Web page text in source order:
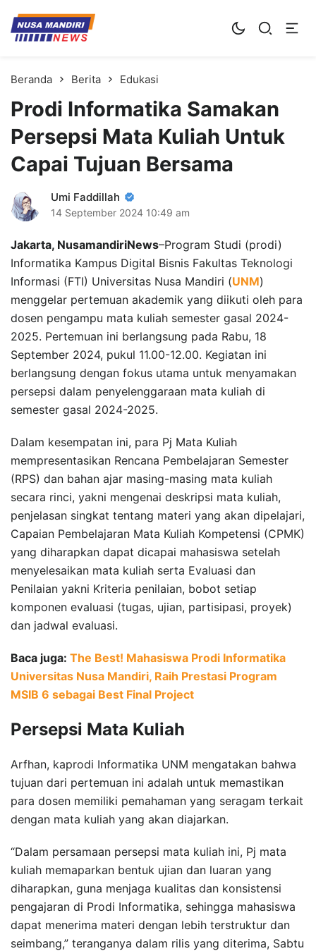
Kampus Digital Bisnis
Universitas Nusa Mandiri
Beranda Berita Edukasi
Prodi Informatika Samakan
Persepsi Mata Kuliah Untuk
Capai Tujuan Bersama
Umi Faddillah
14 September 2024 10:49 am
Jakarta, NusamandiriNews–Program Studi (prodi)
Informatika Kampus Digital Bisnis Fakultas Teknologi
Informasi (FTI) Universitas Nusa Mandiri (UNM)
menggelar pertemuan akademik yang diikuti oleh para
dosen pengampu mata kuliah semester gasal 2024-
2025. Pertemuan ini berlangsung pada Rabu, 18
September 2024, pukul 11.00-12.00. Kegiatan ini
berlangsung dengan fokus utama untuk menyamakan
persepsi dalam penyelenggaraan mata kuliah di
semester gasal 2024-2025.
Dalam kesempatan ini, para Pj Mata Kuliah
mempresentasikan Rencana Pembelajaran Semester
(RPS) dan bahan ajar masing-masing mata kuliah
secara rinci, yakni mengenai deskripsi mata kuliah,
penjelasan singkat tentang materi yang akan dipelajari,
Capaian Pembelajaran Mata Kuliah Kompetensi (CPMK)
yang diharapkan dapat dicapai mahasiswa setelah
menyelesaikan mata kuliah serta Evaluasi dan
Penilaian yakni Kriteria penilaian, bobot setiap
komponen evaluasi (tugas, ujian, partisipasi, proyek)
dan jadwal evaluasi.
Baca juga: The Best! Mahasiswa Prodi Informatika
Universitas Nusa Mandiri, Raih Prestasi Program
MSIB 6 sebagai Best Final Project
Persepsi Mata Kuliah
Arfhan, kaprodi Informatika UNM mengatakan bahwa
tujuan dari pertemuan ini adalah untuk memastikan
para dosen memiliki pemahaman yang seragam terkait
dengan mata kuliah yang akan diajarkan.
“Dalam persamaan persepsi mata kuliah ini, Pj mata
kuliah memaparkan bentuk ujian dan luaran yang
diharapkan, guna menjaga kualitas dan konsistensi
pengajaran di Prodi Informatika, sehingga mahasiswa
dapat menerima materi dengan lebih terstruktur dan
seimbang,” teranganya dalam rilis yang diterima, Sabtu